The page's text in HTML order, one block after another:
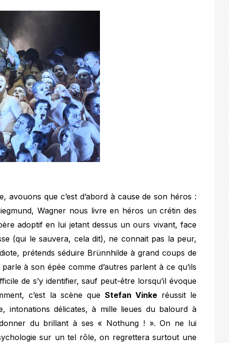
avouons que c’est d’abord à cause de son héros :
Wagner nous livre en héros un crétin des
adoptif en lui jetant dessus un ours vivant, face
(qui le sauvera, cela dit), ne connait pas la peur,
prétends séduire Brünnhilde à grand coups de
à son épée comme d’autres parlent à ce qu’ils
de s’y identifier, sauf peut-être lorsqu’il évoque
c’est la scène que Stefan Vinkeréussit le
intonations délicates, à mille lieues du balourd à
donner du brillant à ses « Nothung ! ». On ne lui
sur un tel rôle, on regrettera surtout une